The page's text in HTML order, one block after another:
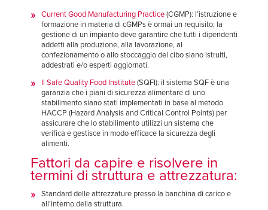
Current Good Manufacturing Practice(CGMP): l’istruzione e
formazione in materia di cGMPs è ormai un requisito; la
gestione di un impianto deve garantire che tutti i dipendenti
addetti alla produzione, alla lavorazione, al
confezionamento o allo stoccaggio del cibo siano istruiti,
addestrati e/o esperti aggiornati.
Il Safe Quality Food Institute(SQFI): il sistema SQF è una
garanzia che i piani di sicurezza alimentare di uno
stabilimento siano stati implementati in base al metodo
HACCP (Hazard Analysis and Critical Control Points) per
assicurare che lo stabilimento utilizzi un sistema che
verifica e gestisce in modo efficace la sicurezza degli
alimenti.
Fattori da capire e risolvere in
termini di struttura e attrezzatura:
Standard delle attrezzature presso la banchina di carico e
all’interno della struttura.